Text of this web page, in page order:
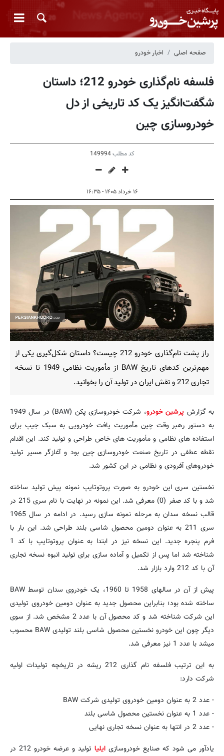
صفحه اصلی اخبار خودرو
فلسفه نام‌گذاری خودرو 212؛ داستان
شگفت‌انگیز یک کد تاریخی از دل
خودروسازی چین
کد مطلب149994
۱۶ خرداد ۱۴۰۵ - ۱۶:۳۵
راز پشت نام‌گذاری خودرو 212 چیست؟ داستان شکل‌گیری یکی از
مهم‌ترین کدهای تاریخ BAW از مأموریت نظامی 1949 تا نسخه
تجاری 212 و نقش ایران در تولید آن را بخوانید.
به گزارش پرشین خودرو
، شرکت خودروسازی پکن (BAW) در سال 1949
به دستور رهبر وقت چین مأموریت یافت خودرویی به سبک جیپ برای
استفاده های نظامی و مأموریت های خاص طراحی و تولید کند. این اقدام
نقطه عطفی در تاریخ صنعت خودروسازی چین بود و آغازگر مسیر تولید
خودروهای آفرودی و نظامی در این کشور شد.
نخستین سری این خودرو به صورت پروتوتایپ نمونه پیش تولید ساخته
شد و با کد صفر (0) معرفی شد. این نمونه در نهایت با نام سری 215 در
قالب نسخه سدان به مرحله نمونه سازی رسید. در ادامه در سال 1965
سری 211 به عنوان دومین محصول شاسی بلند طراحی شد. این بار با
فرم پنجره جدید. این نسخه نیز در ابتدا به عنوان پروتوتایپ با کد 1
شناخته شد اما پس از تکمیل و آماده سازی برای تولید انبوه نسخه تجاری
آن با کد 212 وارد بازار شد.
پیش از آن در سالهای 1958 تا 1960، یک خودروی سدان توسط BAW
ساخته شده بود؛ بنابراین محصول جدید به عنوان دومین خودروی تولیدی
این شرکت شناخته شد و کد محصول آن با عدد 2 مشخص شد. از سوی
دیگر چون این خودرو نخستین محصول شاسی بلند تولیدی BAW محسوب
میشد با عدد 1 نیز معرفی شد.
به این ترتیب فلسفه نام گذاری 212 ریشه در تاریخچه تولیدات اولیه
شرکت دارد:
- عدد 2 به عنوان دومین خودروی تولیدی شرکت BAW
- عدد 1 به عنوان نخستین محصول شاسی بلند
- عدد 2 در انتها به عنوان نسخه تجاری نهایی
یادآور می شود که صنایع خودروسازی ایلیا
تولید و عرضه خودرو 212 در